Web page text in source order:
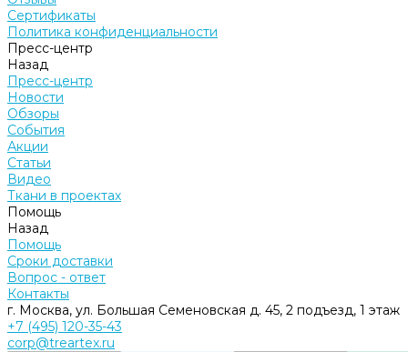
Сертификаты
Политика конфиденциальности
Пресс-центр
Назад
Пресс-центр
Новости
Обзоры
События
Акции
Статьи
Видео
Ткани в проектах
Помощь
Назад
Помощь
Сроки доставки
Вопрос - ответ
Контакты
г. Москва, ул. Большая Семеновская д. 45, 2 подъезд, 1 этаж
+7 (495) 120-35-43
corp@treartex.ru